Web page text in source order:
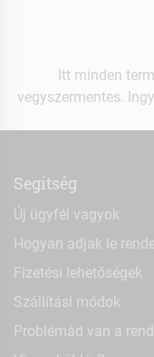
Itt minden
vegyszermentes.
Segítség
Új ügyfél vagyok
Hogyan adjak le
Fizetési lehetőségek
Szállítási módok
Problémád van a